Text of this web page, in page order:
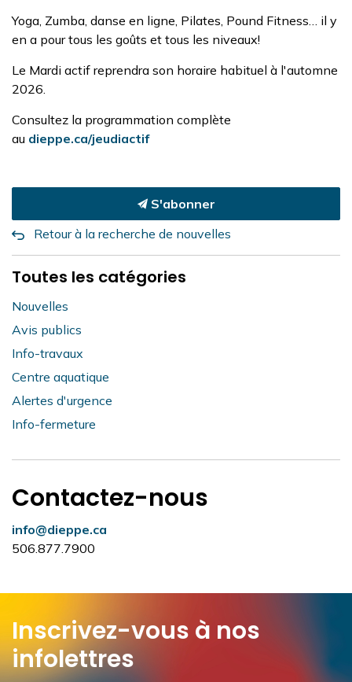
Yoga, Zumba, danse en ligne, Pilates, Pound Fitness… il y
en a pour tous les goûts et tous les niveaux!
Le Mardi actif reprendra son horaire habituel à l'automne
2026.
Consultez la programmation complète
au dieppe.ca/jeudiactif
S'abonner
Retour à la recherche de nouvelles
Toutes les catégories
Nouvelles
Avis publics
Info-travaux
Centre aquatique
Alertes d'urgence
Info-fermeture
Contactez-nous
info@dieppe.ca
506.877.7900
Inscrivez-vous à nos
infolettres